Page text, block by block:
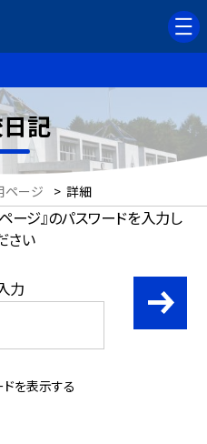
記
ページ > 詳細
ージ』のパスワードを入力し
さい
力
ドを表示する